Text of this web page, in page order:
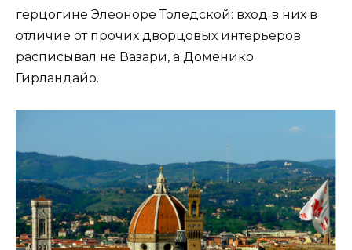
герцогине Элеоноре Толедской: вход в них в
отличие от прочих дворцовых интерьеров
расписывал не Вазари, а Доменико
Гирландайо.